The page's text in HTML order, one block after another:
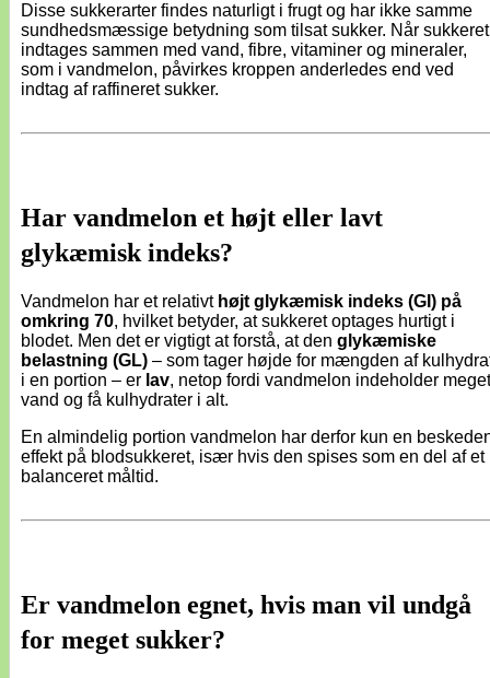
Disse sukkerarter findes naturligt i frugt og har ikke samme
sundhedsmæssige betydning som tilsat sukker. Når sukkeret
indtages sammen med vand, fibre, vitaminer og mineraler,
som i vandmelon, påvirkes kroppen anderledes end ved
indtag af raffineret sukker.
Har vandmelon et højt eller lavt
glykæmisk indeks?
Vandmelon har et relativt højt glykæmisk indeks (GI) på
omkring 70, hvilket betyder, at sukkeret optages hurtigt i
blodet. Men det er vigtigt at forstå, at den glykæmiske
belastning (GL) – som tager højde for mængden af
i en portion – er lav, netop fordi vandmelon indeholder meget
vand og få kulhydrater i alt.
En almindelig portion vandmelon har derfor kun en
effekt på blodsukkeret, især hvis den spises som en del af et
balanceret måltid.
Er vandmelon egnet, hvis man vil undgå
for meget sukker?